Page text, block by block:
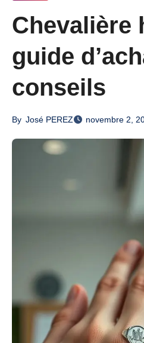
Chevalière
guide
conseils
By José PEREZ novembre 2,